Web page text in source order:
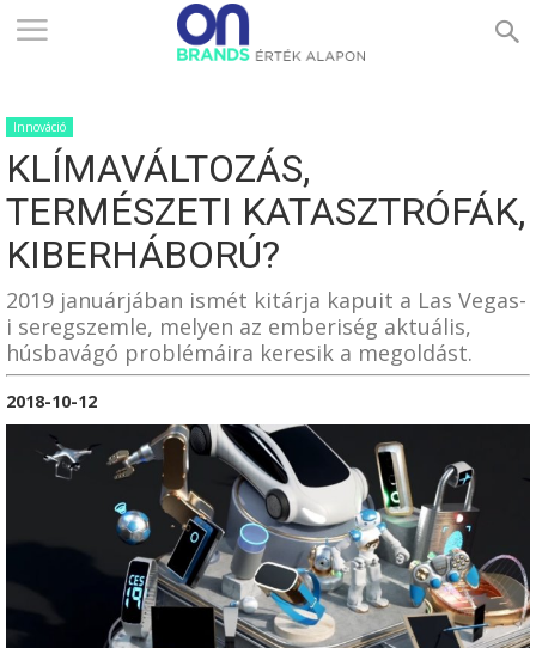
ONBRANDS
–
ÉRTÉK
ALAPON
Innováció
KLÍMAVÁLTOZÁS,
TERMÉSZETI KATASZTRÓFÁK,
KIBERHÁBORÚ?
2019 januárjában ismét kitárja kapuit a Las Vegas-
i seregszemle, melyen az emberiség aktuális,
húsbavágó problémáira keresik a megoldást.
2018-10-12